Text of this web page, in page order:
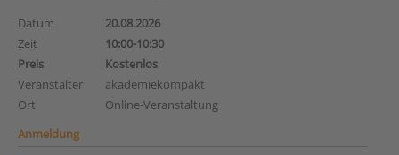
Datum
20.08.2026
Zeit
10:00-10:30
Preis
Kostenlos
Veranstalter
akademiekompakt
Ort
Online-Veranstaltung
Anmeldung